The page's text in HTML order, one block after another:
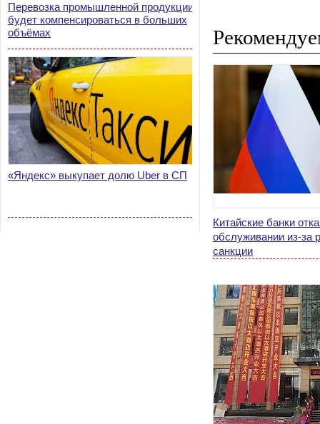
Перевозка промышленной продукции
будет компенсироваться в больших
объёмах
«Яндекс» выкупает долю Uber в СП
Китайские банки
обслуживании из-за
санкции